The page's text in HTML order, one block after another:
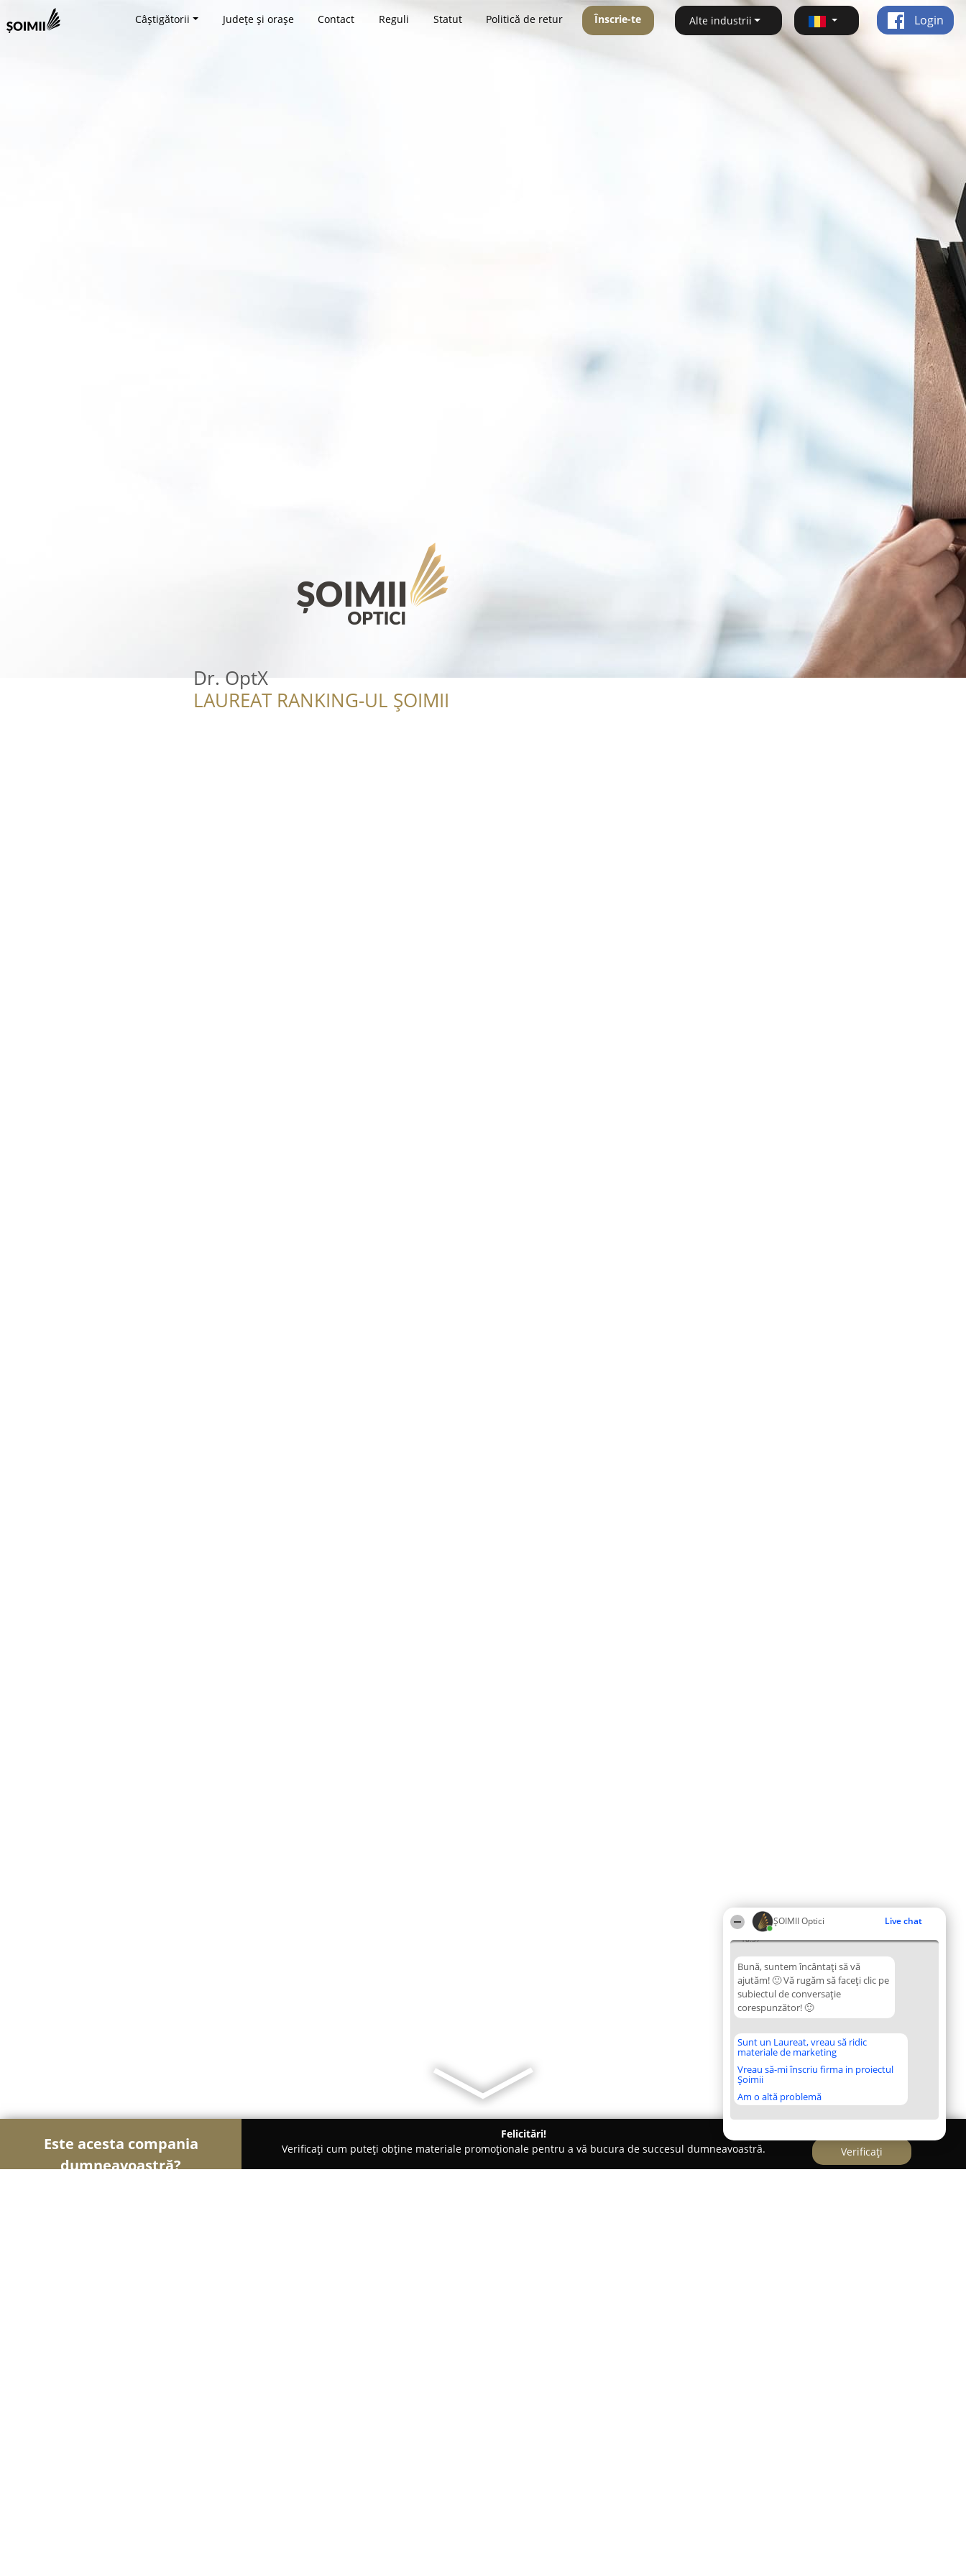
ȘOIMII Optici Live chat
18:37
Bună, suntem încântați să vă
ajutăm! 🙂 Vă rugăm să faceți clic pe
subiectul de conversație
corespunzător! 🙂
Sunt un Laureat, vreau să ridic
materiale de marketing
Vreau să-mi înscriu firma in proiectul
Șoimii
Am o altă problemă
Câștigătorii Județe și orașe Contact Reguli Statut Politică de retur Înscrie-te Alte industrii Login
Dr. OptX
LAUREAT RANKING-UL ȘOIMII
Este acesta compania
dumneavoastră?
Felicitări!
Verificați cum puteți obține materiale promoționale pentru a vă bucura de succesul dumneavoastră.
Verificați